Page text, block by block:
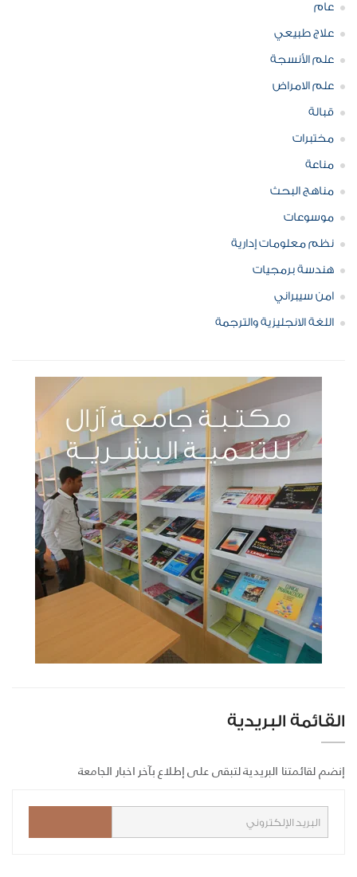
عام
علاج طبيعي
علم الأنسجة
علم الامراض
قبالة
مختبرات
مناعة
مناهج البحث
موسوعات
نظم معلومات إدارية
هندسة برمجيات
امن سيبراني
اللغة الانجليزية والترجمة
القائمة البريدية
إنضم لقائمتنا البريدية لتبقى على إطلاع بآخر اخبار الجامعة